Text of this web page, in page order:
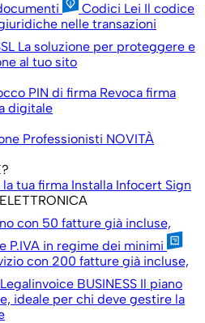
Codici Lei Il codice
nelle transazioni
La soluzione per proteggere e
al tuo sito
PIN di firma Revoca firma
digitale
Professionisti NOVITÀ
la tua firma Installa Infocert Sign
con 50 fatture già incluse,
in regime dei minimi
con 200 fatture già incluse,
Legalinvoice BUSINESS Il piano
ideale per chi deve gestire la